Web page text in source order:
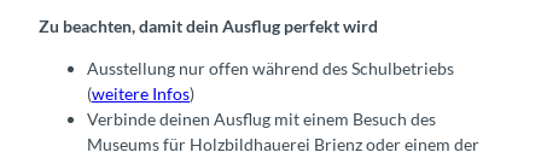
Zu beachten, damit dein Ausflug perfekt wird
Ausstellung nur offen während des Schulbetriebs
(weitere Infos)
Verbinde deinen Ausflug mit einem Besuch des
Museums für Holzbildhauerei Brienz oder einem der